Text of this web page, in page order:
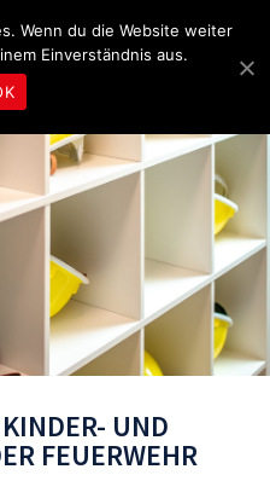
UND
FEUERWEHR
Wenn du die Website weiter
Einverständnis aus.